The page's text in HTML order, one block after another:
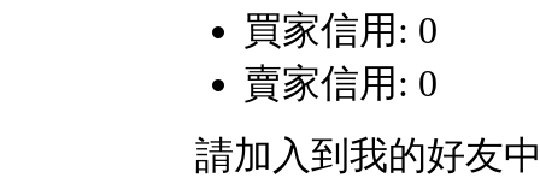
買家信用: 0
賣家信用: 0
請加入到我的好友